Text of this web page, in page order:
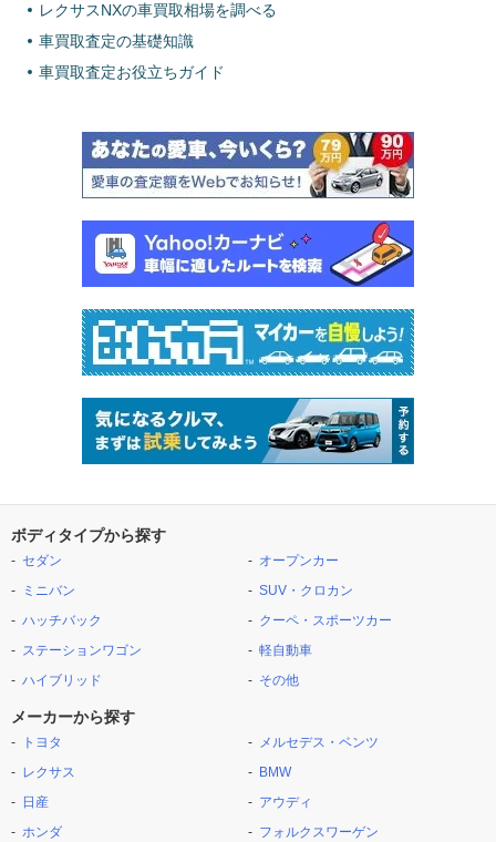
レクサスNXの車買取相場を調べる
車買取査定の基礎知識
車買取査定お役立ちガイド
ボディタイプから探す
セダン
ミニバン
ハッチバック
ステーションワゴン
ハイブリッド
オープンカー
SUV・クロカン
クーペ・スポーツカー
軽自動車
その他
メーカーから探す
トヨタ
レクサス
日産
ホンダ
メルセデス・ベンツ
BMW
アウディ
フォルクスワーゲン